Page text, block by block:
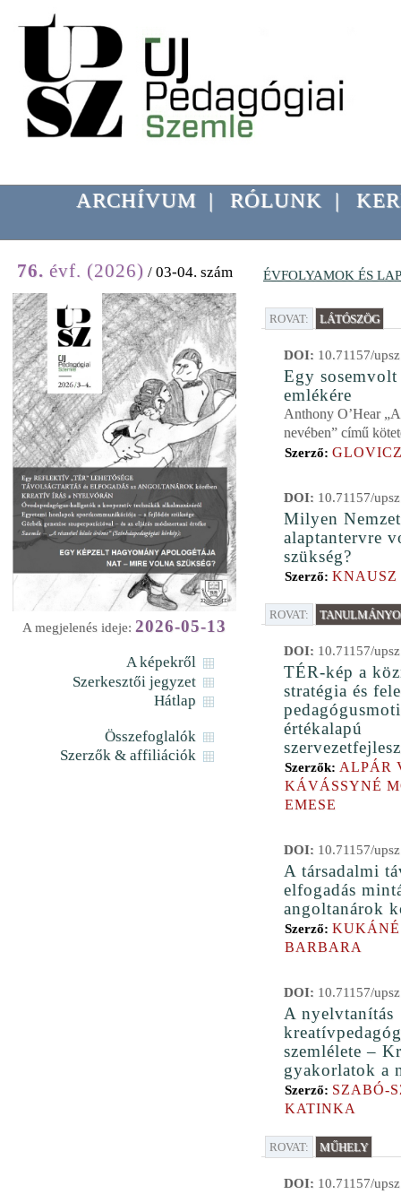
ARCHÍVUM | RÓLUNK |
76. évf. (2026) / 03-04. szám
A megjelenés ideje: 2026-05-13
A képekről
Szerkesztői jegyzet
Hátlap
Összefoglalók
Szerzők & affiliációk
ÉVFOLYAMOK ÉS
ROVAT: LÁTÓSZÖG
DOI: 10.71157/
Egy
emlékére
Anthony O’Hear
nevében” című
Szerző:
DOI: 10.71157/
Milyen
alaptantervre
szükség?
Szerző: KNAUSZ
ROVAT:
DOI: 10.71157/
TÉR-kép a
stratégia és
értékalapú
Szerzők: ALPÁR
KÁVÁSSYNÉ
EMESE
DOI: 10.71157/
A társadalmi
elfogadás
angoltanárok
Szerző:
BARBARA
DOI: 10.71157/
A nyelvtanítás
szemlélete –
gyakorlatok a
Szerző: SZABÓ-
KATINKA
ROVAT: MŰHELY
DOI: 10.71157/